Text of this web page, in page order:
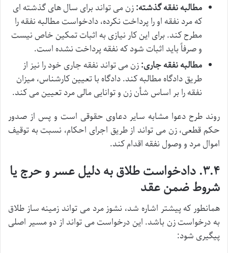
مطالبه نفقه گذشته:زن می تواند برای سال های گذشته ای
که مرد نفقه او را پرداخت نکرده، دادخواست مطالبه نفقه را
مطرح کند. برای این کار نیازی به اثبات تمکین خاص نیست
و صرفاً باید اثبات شود که نفقه پرداخت نشده است.
مطالبه نفقه جاری:زن می تواند نفقه جاری خود را نیز از
طریق دادگاه مطالبه کند. دادگاه با تعیین کارشناس، میزان
نفقه را بر اساس شأن زن و توانایی مالی مرد تعیین می کند.
روند طرح دعوا مشابه سایر دعاوی حقوقی است و پس از صدور
حکم قطعی، زن می تواند از طریق اجرای احکام، نسبت به توقیف
اموال مرد و وصول نفقه اقدام کند.
۳.۴. دادخواست طلاق به دلیل عسر و حرج یا
شروط ضمن عقد
همانطور که پیشتر اشاره شد، نشوز مرد می تواند زمینه ساز طلاق
به درخواست زن باشد. این درخواست می تواند از دو مسیر اصلی
پیگیری شود: